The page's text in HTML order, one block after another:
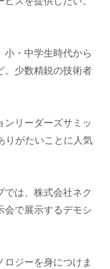
小・中学生時代から
。少数精鋭の技術者
リーダーズサミッ
りがたいことに人気
では、株式会社ネク
会で展示するデモシ
ジーを身につけま